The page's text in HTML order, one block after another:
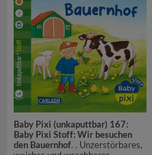
Baby Pixi (unkaputtbar) 167:
Baby Pixi Stoff: Wir besuchen
den Bauernhof. . Unzerstörbares,